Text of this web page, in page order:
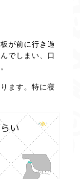
が前に行き過
でしまい、口
ます。特に寝